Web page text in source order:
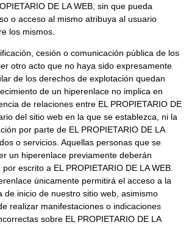
DE LA WEB, sin que pueda
o acceso al mismo atribuya al usuario
los mismos.
cesión o comunicación pública de los
otro acto que no haya sido expresamente
de los derechos de explotación quedan
de un hiperenlace no implica en
de relaciones entre EL PROPIETARIO DE
del sitio web en la que se establezca, ni la
por parte de EL PROPIETARIO DE LA
o servicios. Aquellas personas que se
un hiperenlace previamente deberán
escrito a EL PROPIETARIO DE LA WEB.
únicamente permitirá el acceso a la
de inicio de nuestro sitio web, asimismo
realizar manifestaciones o indicaciones
sobre EL PROPIETARIO DE LA